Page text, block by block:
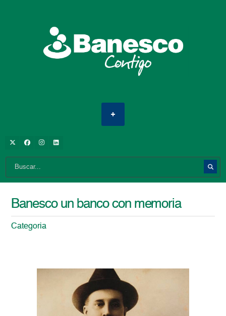
Banesco un banco con memoria
Categoria